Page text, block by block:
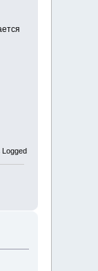
Logged